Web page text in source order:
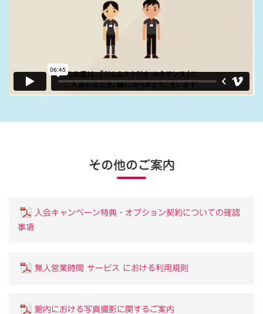
その他のご案内
入会キャンペーン特典・オプション契約についての確認
事項
無人営業時間 サービス における利用規則
館内における写真撮影に関するご案内